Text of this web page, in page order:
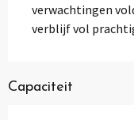
verwachtingen
verblijf vol
Capaciteit